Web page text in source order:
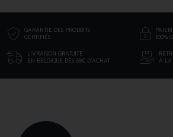
GARANTIE DES PRODUITS
CERTIFIÉS
100%
LIVRAISON GRATUITE
EN BELGIQUE DÈS 69€ D’ACHAT
À LA